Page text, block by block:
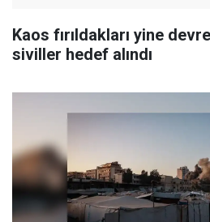
Kaos fırıldakları yine
siviller hedef alındı